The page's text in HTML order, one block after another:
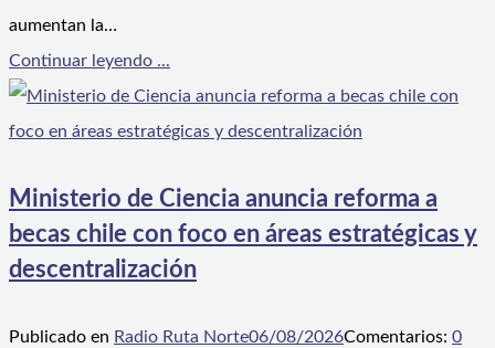
aumentan la…
Continuar leyendo ...
Ministerio de Ciencia anuncia reforma a
becas chile con foco en áreas estratégicas y
descentralización
Publicado en Radio Ruta Norte06/08/2026Comentarios: 0